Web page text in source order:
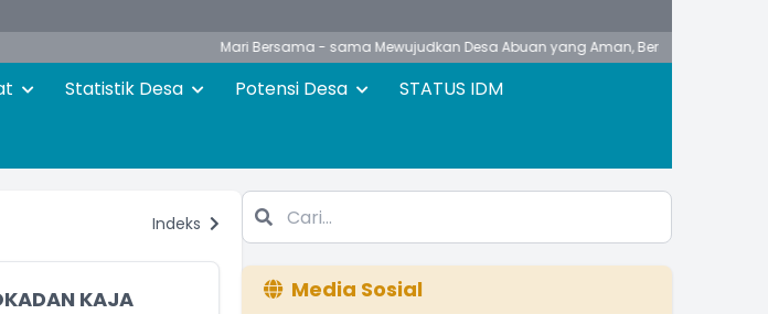
Mari Bersama - sama Mewujudkan Desa Abuan yang Aman, Berbudaya, Unggul, Asri dan
Statistik Desa Potensi Desa STATUS IDM
Indeks
KAJA Media Sosial